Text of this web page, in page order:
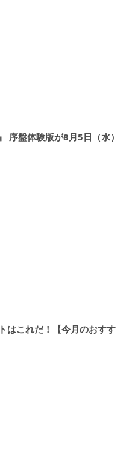
序盤体験版が8月5日（水）
はこれだ！【今月のおすす